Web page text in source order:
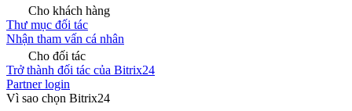
Cho khách hàng
Thư mục đối tác
Nhận tham vấn cá nhân
Cho đối tác
Trở thành đối tác của Bitrix24
Partner login
Vì sao chọn Bitrix24